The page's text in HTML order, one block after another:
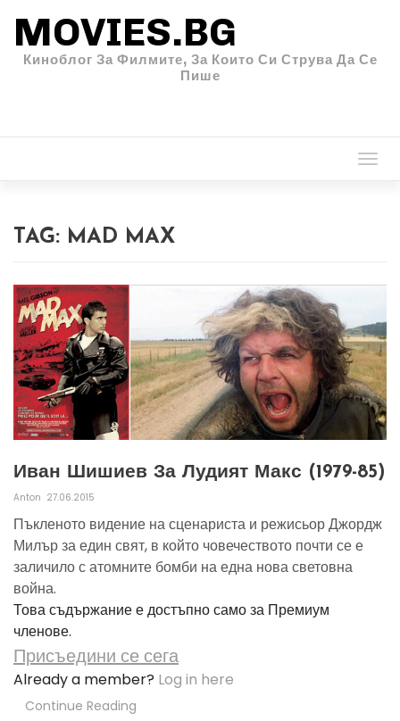
MOVIES.BG
Киноблог За Филмите, За Които Си Струва Да Се
Пише
TAG: MAD MAX
Иван Шишиев За Лудият Макс (1979-85)
Anton 27.06.2015
Пъкленото видение на сценариста и режисьор Джордж
Милър за един свят, в който човечеството почти се е
заличило с атомните бомби на една нова световна
война.
Това съдържание е достъпно само за Премиум
членове.
Присъедини се сега
Already a member? Log in here
Continue Reading